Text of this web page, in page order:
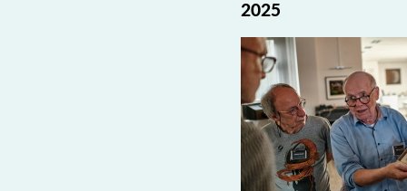
2025